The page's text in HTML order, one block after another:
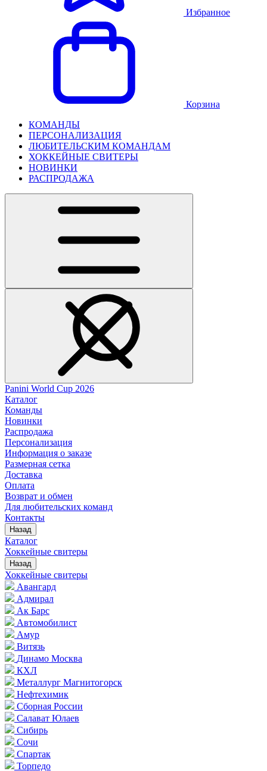
Избранное
Корзина
КОМАНДЫ
ПЕРСОНАЛИЗАЦИЯ
ЛЮБИТЕЛЬСКИМ КОМАНДАМ
ХОККЕЙНЫЕ СВИТЕРЫ
НОВИНКИ
РАСПРОДАЖА
Panini World Cup 2026
Каталог
Команды
Новинки
Распродажа
Персонализация
Информация о заказе
Размерная сетка
Доставка
Оплата
Возврат и обмен
Для любительских команд
Контакты
Назад
Каталог
Хоккейные свитеры
Назад
Хоккейные свитеры
Авангард
Адмирал
Ак Барс
Автомобилист
Амур
Витязь
Динамо Москва
КХЛ
Металлург Магнитогорск
Нефтехимик
Сборная России
Салават Юлаев
Сибирь
Сочи
Спартак
Торпедо